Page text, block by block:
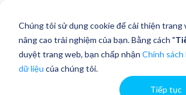
Chúng tôi sử dụng cookie để cải thiện trang
nâng cao trải nghiệm của bạn. Bằng cách "
duyệt trang web, bạn chấp nhận Chính sách
dữ liệu của chúng tôi.
Tiếp tục